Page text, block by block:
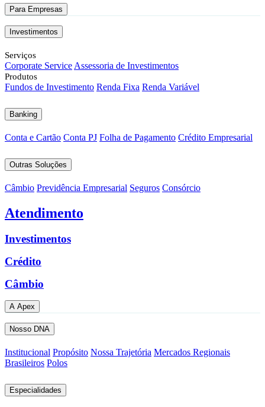
Para Empresas
Investimentos
Serviços
Corporate Service Assessoria de Investimentos
Produtos
Fundos de Investimento Renda Fixa Renda Variável
Banking
Conta e Cartão Conta PJ Folha de Pagamento Crédito Empresarial
Outras Soluções
Câmbio Previdência Empresarial Seguros Consórcio
Atendimento
Investimentos
Crédito
Câmbio
A Apex
Nosso DNA
Institucional Propósito Nossa Trajetória Mercados Regionais
Brasileiros Polos
Especialidades